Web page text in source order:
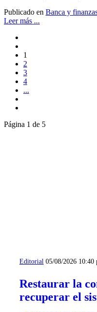
Publicado en Banca y
Leer más ...
1
2
3
4
...
Página 1 de 5
Editorial 05/08/2026 10:40
Restaurar la
recuperar el